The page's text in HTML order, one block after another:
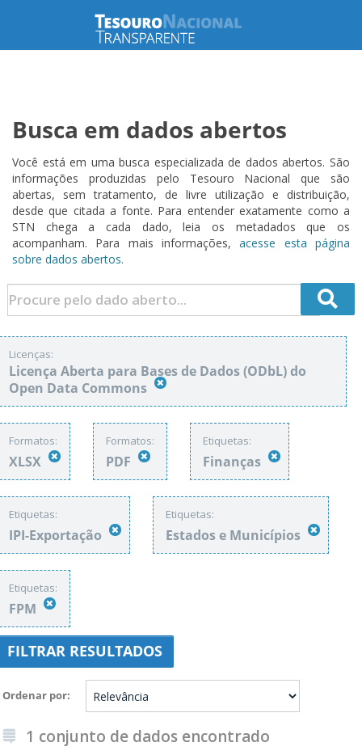
Busca em dados abertos
Você está em uma busca especializada de dados abertos. São
informações produzidas pelo Tesouro Nacional que são
abertas, sem tratamento, de livre utilização e distribuição,
desde que citada a fonte. Para entender exatamente como a
STN chega a cada dado, leia os metadados que os
acompanham. Para mais informações,acesse esta página
sobre dados abertos.
Licenças:
Licença Aberta para Bases de Dados (ODbL) do
Open Data Commons
Formatos:
XLSX
Formatos:
PDF
Etiquetas:
Finanças
Etiquetas:
IPI-Exportação
Etiquetas:
Estados e Municípios
Etiquetas:
FPM
FILTRAR RESULTADOS
Ordenar por
1 conjunto de dados encontrado